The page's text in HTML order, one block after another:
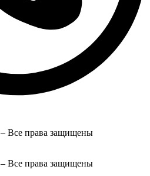
– Все права защищены
– Все права защищены